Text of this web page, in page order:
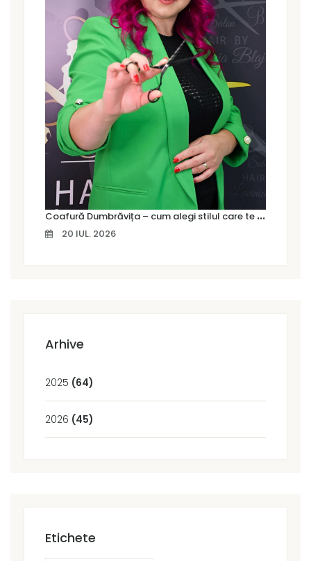
C
oafură Dumbrăvița – cum alegi stilul care te pune cu adevărat în valoare
20 IUL. 2026
Arhive
2025 (64)
2026 (45)
Etichete